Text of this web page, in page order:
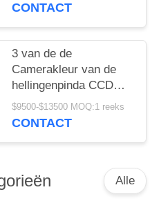
CONTACT
3 van de de
Camerakleur van de
hellingenpinda CCD
van de de
Sorteerdersmachine de
$9500-$13500 MOQ:1 reeks
CONTACT
Alle